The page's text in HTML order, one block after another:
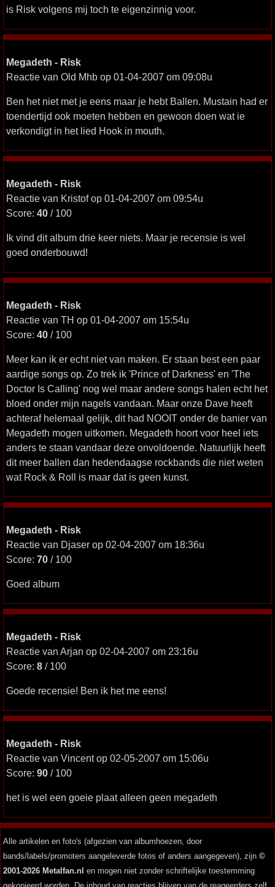
is Risk volgens mij toch te eigenzinnig voor.
Megadeth - Risk
Reactie van Old Mhb op 01-04-2007 om 09:08u
Ben het niet met je eens maar je hebt Ballen. Mustain had er
toendertijd ook moeten hebben en gewoon doen wat ie
verkondigt in het lied Hook in mouth.
Megadeth - Risk
Reactie van Kristof op 01-04-2007 om 09:54u
Score: 40 / 100
Ik vind dit album drie keer niets. Maar je recensie is wel
goed onderbouwd!
Megadeth - Risk
Reactie van TH op 01-04-2007 om 15:54u
Score: 40 / 100
Meer kan ik er echt niet van maken. Er staan best een paar
aardige songs op. Zo trek ik 'Prince of Darkness' en 'The
Doctor Is Calling' nog wel maar andere songs halen echt het
bloed onder mijn nagels vandaan. Maar onze Dave heeft
achteraf helemaal gelijk, dit had NOOIT onder de banier van
Megadeth mogen uitkomen. Megadeth hoort voor heel iets
anders te staan vandaar deze onvoldoende. Natuurlijk heeft
dit meer ballen dan hedendaagse rockbands die niet weten
wat Rock & Roll is maar dat is geen kunst.
Megadeth - Risk
Reactie van Djaser op 02-04-2007 om 18:36u
Score: 70 / 100
Goed album
Megadeth - Risk
Reactie van Arjan op 02-04-2007 om 23:16u
Score: 8 / 100
Goede recensie! Ben ik het me eens!
Megadeth - Risk
Reactie van Vincent op 02-05-2007 om 15:06u
Score: 90 / 100
het is wel een goeie plaat alleen geen megadeth
Alle artikelen en foto's (afgezien van albumhoezen, door
bands/labels/promoters aangeleverde fotos of anders aangegeven), zijn ©
2001-2026 Metalfan.nl en mogen niet zonder schriftelijke toestemming